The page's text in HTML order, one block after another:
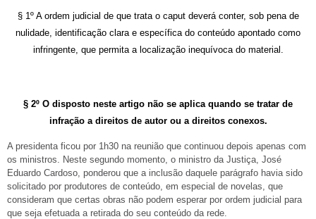
§ 1º A ordem judicial de que trata o caput deverá conter, sob pena de
nulidade, identificação clara e específica do conteúdo apontado como
infringente, que permita a localização inequívoca do material.
§ 2º O disposto neste artigo não se aplica quando se tratar de
infração a direitos de autor ou a direitos conexos.
A presidenta ficou por 1h30 na reunião que continuou depois apenas com
os ministros. Neste segundo momento, o ministro da Justiça, José
Eduardo Cardoso, ponderou que a inclusão daquele parágrafo havia sido
solicitado por produtores de conteúdo, em especial de novelas, que
consideram que certas obras não podem esperar por ordem judicial para
que seja efetuada a retirada do seu conteúdo da rede.